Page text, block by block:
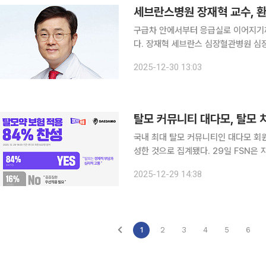
세브란스병원 장재혁 교수,
구급차 안에서부터 응급실로 이어지
다. 장재혁 세브란스 심장혈관병원 심장내과 교수는 소방청 연구개발(R&D) 과제로 추진된 ‘지능형
다. 응급실로 가기 전 구급차 안에서
2025-12-30 13:03
탈모 커뮤니티 대다모, 탈모
국내 최대 탈모 커뮤니티인 대다모
성한 것으로 집계됐다. 29일 FSN은 자회사 대다모닷컴을 통해 탈모 치료제의 건강보험 적용에 대
되어야 한다?’라는 주제로 회원 대상
2025-12-29 14:38
1 2 3 4 5 6